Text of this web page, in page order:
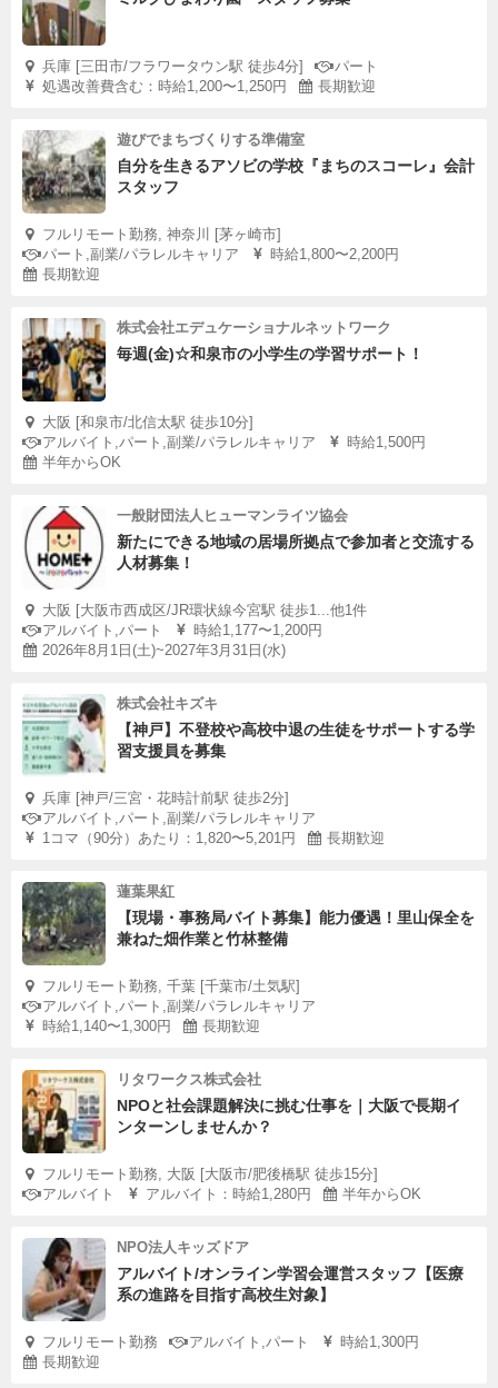
兵庫 [三田市/フラワータウン駅 徒歩4分]
パート
処遇改善費含む：時給1,200〜1,250円
長期歓迎
遊びでまちづくりする準備室
自分を生きるアソビの学校『まちのスコーレ』会計
スタッフ
フルリモート勤務, 神奈川 [茅ヶ崎市]
パート,副業/パラレルキャリア
時給1,800〜2,200円
長期歓迎
株式会社エデュケーショナルネットワーク
毎週(金)☆和泉市の小学生の学習サポート！
大阪 [和泉市/北信太駅 徒歩10分]
アルバイト,パート,副業/パラレルキャリア
時給1,500円
半年からOK
一般財団法人ヒューマンライツ協会
新たにできる地域の居場所拠点で参加者と交流する
人材募集！
大阪 [大阪市西成区/JR環状線今宮駅 徒歩1...他1件
アルバイト,パート
時給1,177〜1,200円
2026年8月1日(土)~2027年3月31日(水)
株式会社キズキ
【神戸】不登校や高校中退の生徒をサポートする学
習支援員を募集
兵庫 [神戸/三宮・花時計前駅 徒歩2分]
アルバイト,パート,副業/パラレルキャリア
1コマ（90分）あたり：1,820〜5,201円
長期歓迎
蓮葉果紅
【現場・事務局バイト募集】能力優遇！里山保全を
兼ねた畑作業と竹林整備
フルリモート勤務, 千葉 [千葉市/土気駅]
アルバイト,パート,副業/パラレルキャリア
時給1,140〜1,300円
長期歓迎
リタワークス株式会社
NPOと社会課題解決に挑む仕事を｜大阪で長期イ
ンターンしませんか？
フルリモート勤務, 大阪 [大阪市/肥後橋駅 徒歩15分]
アルバイト
アルバイト：時給1,280円 半年からOK
NPO法人キッズドア
アルバイト/オンライン学習会運営スタッフ【医療
系の進路を目指す高校生対象】
フルリモート勤務 アルバイト,パート
時給1,300円
長期歓迎